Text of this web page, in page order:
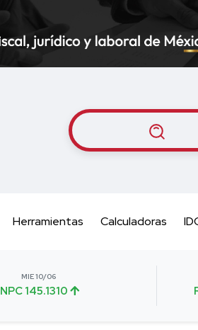
Herramientas Calculadoras
MIE 10/06
145.1310